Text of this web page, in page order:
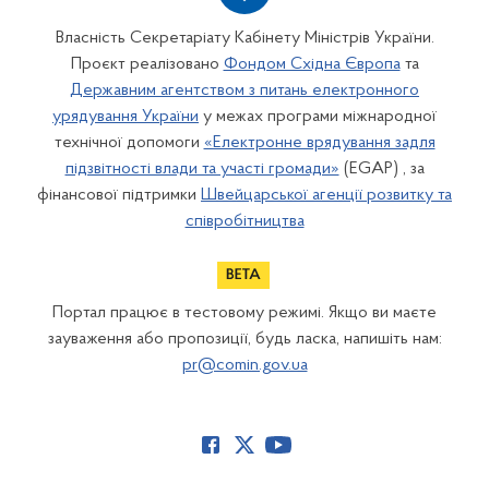
Власність Секретаріату Кабінету Міністрів України.
Проєкт реалізовано Фондом Східна Європата
Державним агентством з питань електронного
урядування України у межах програми міжнародної
технічної допомоги «Електронне врядування задля
підзвітності влади та участі громади» (EGAP) , за
фінансової підтримки Швейцарської агенції розвитку та
співробітництва
Портал працює в тестовому режимі. Якщо ви маєте
зауваження або пропозиції, будь ласка, напишіть нам:
pr@comin.gov.ua